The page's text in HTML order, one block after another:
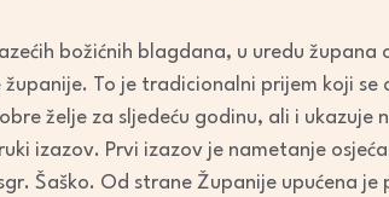
božićnih blagdana, u uredu
županije. To je tradicionalni prijem koji
želje za sljedeću godinu, ali i
izazov. Prvi izazov je nametanje
Šaško. Od strane Županije upućena